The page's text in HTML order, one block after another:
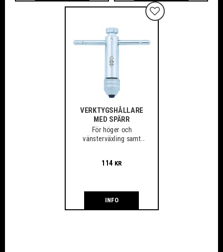
VERKTYGSHÅLLARE
MED SPÄRR
För höger och
vänsterväxling samt
114 KR
Lägg till i favoriter
INFO